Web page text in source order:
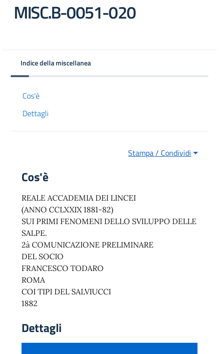
MISC.B-0051-020
Indice della miscellanea
Cos'è
Dettagli
Stampa / Condividi
Cos'è
REALE ACCADEMIA DEI LINCEI
(ANNO CCLXXIX 1881-82)
SUI PRIMI FENOMENI DELLO SVILUPPO DELLE
SALPE.
2à COMUNICAZIONE PRELIMINARE
DEL SOCIO
FRANCESCO TODARO
ROMA
COI TIPI DEL SALVIUCCI
1882
Dettagli